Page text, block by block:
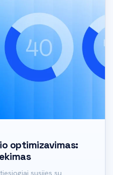
optimizavimas:
susijęs su